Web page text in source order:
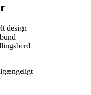
design